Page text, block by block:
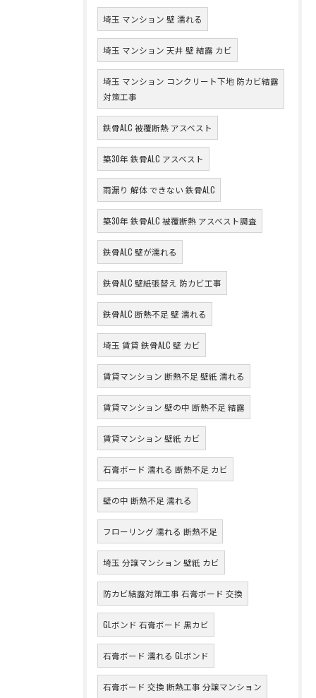
埼玉 マンション 壁 濡れる
埼玉 マンション 天井 壁 結露 カビ
埼玉 マンション コンクリート下地 防カビ結露
対策工事
鉄骨ALC 被覆断熱 アスベスト
築30年 鉄骨ALC アスベスト
雨漏り 解体 できない 鉄骨ALC
築30年 鉄骨ALC 被覆断熱 アスベスト調査
鉄骨ALC 壁が濡れる
鉄骨ALC 壁紙張替え 防カビ工事
鉄骨ALC 断熱不足 壁 濡れる
埼玉 賃貸 鉄骨ALC 壁 カビ
賃貸マンション 断熱不足 壁紙 濡れる
賃貸マンション 壁の中 断熱不足 結露
賃貸マンション 壁紙 カビ
石膏ボード 濡れる 断熱不足 カビ
壁の中 断熱不足 濡れる
フローリング 濡れる 断熱不足
埼玉 分譲マンション 壁紙 カビ
防カビ結露対策工事 石膏ボード 交換
GLボンド 石膏ボード 黒カビ
石膏ボード 濡れる GLボンド
石膏ボード 交換 断熱工事 分譲マンション